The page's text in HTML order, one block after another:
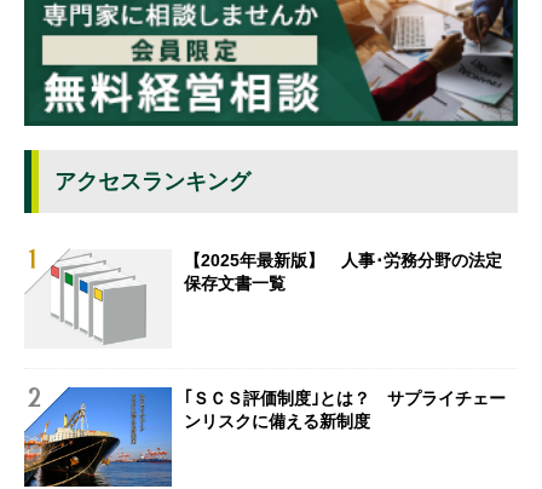
アクセスランキング
【2025年最新版】 人事･労務分野の法定
保存文書一覧
｢ＳＣＳ評価制度｣とは？ サプライチェー
ンリスクに備える新制度